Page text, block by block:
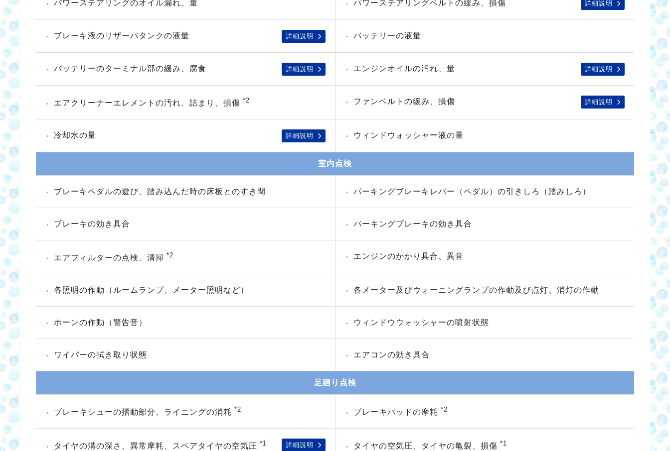
パワーステアリングのオイル漏れ、量 パワーステアリングベルトの緩み、損傷 詳細説明
ブレーキ液のリザーバタンクの液量 詳細説明 バッテリーの液量
バッテリーのターミナル部の緩み、腐食 詳細説明 エンジンオイルの汚れ、量 詳細説明
エアクリーナーエレメントの汚れ、詰まり、損傷 *2 ファンベルトの緩み、損傷 詳細説明
冷却水の量 詳細説明 ウィンドウォッシャー液の量
室内点検
ブレーキペダルの遊び、踏み込んだ時の床板とのすき間 パーキングブレーキレバー（ペダル）の引きしろ（踏みしろ）
ブレーキの効き具合 パーキングブレーキの効き具合
エアフィルターの点検、清掃 *2 エンジンのかかり具合、異音
各照明の作動（ルームランプ、メーター照明など） 各メーター及びウォーニングランプの作動及び点灯、消灯の作動
ホーンの作動（警告音） ウィンドウウォッシャーの噴射状態
ワイパーの拭き取り状態 エアコンの効き具合
足廻り点検
ブレーキシューの摺動部分、ライニングの消耗 *2 ブレーキパッドの摩耗 *2
タイヤの溝の深さ、異常摩耗、スペアタイヤの空気圧 *1 詳細説明 タイヤの空気圧、タイヤの亀裂、損傷 *1